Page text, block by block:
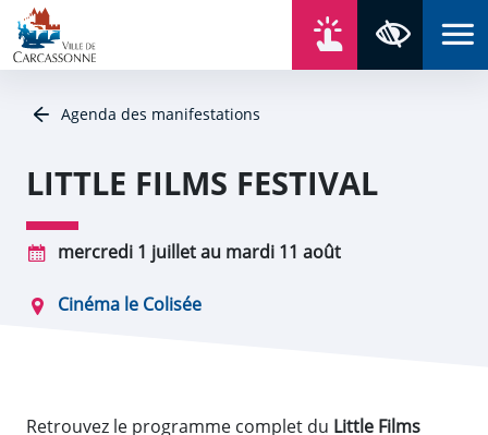
Aller au contenu
Aller au menu
Aller au plan du site
Aller à la recherche
Agenda des manifestations
LITTLE FILMS FESTIVAL
mercredi 1 juillet au mardi 11 août
Cinéma le Colisée
Retrouvez le programme complet du Little Films
Panneau de gestion des cookies